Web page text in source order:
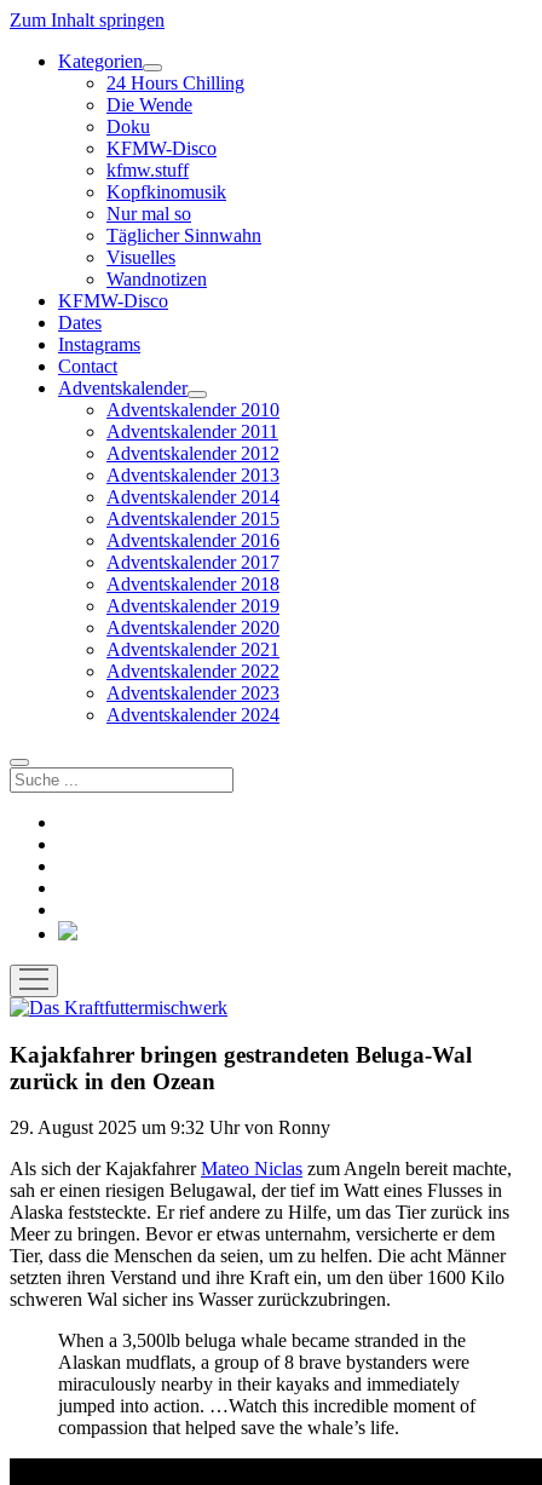
Zum Inhalt springen
Kategorien
Dropdown-
Menü
öffnen
24 Hours Chilling
Die Wende
Doku
KFMW-Disco
kfmw.stuff
Kopfkinomusik
Nur mal so
Täglicher Sinnwahn
Visuelles
Wandnotizen
KFMW-Disco
Dates
Instagrams
Contact
Adventskalender
Dropdown-
Menü
öffnen
Adventskalender 2010
Adventskalender 2011
Adventskalender 2012
Adventskalender 2013
Adventskalender 2014
Adventskalender 2015
Adventskalender 2016
Adventskalender 2017
Adventskalender 2018
Adventskalender 2019
Adventskalender 2020
Adventskalender 2021
Adventskalender 2022
Adventskalender 2023
Adventskalender 2024
Suchen
Bluesky
Menü
öffnen
Kajakfahrer bringen gestrandeten Beluga-Wal
zurück in den Ozean
29. August 2025 um 9:32 Uhrvon Ronny
Als sich der KajakfahrerMateo Niclas zum Angeln bereit machte,
sah er einen riesigen Belugawal, der tief im Watt eines Flusses in
Alaska feststeckte. Er rief andere zu Hilfe, um das Tier zurück ins
Meer zu bringen. Bevor er etwas unternahm, versicherte er dem
Tier, dass die Menschen da seien, um zu helfen. Die acht Männer
setzten ihren Verstand und ihre Kraft ein, um den über 1600 Kilo
schweren Wal sicher ins Wasser zurückzubringen.
When a 3,500lb beluga whale became stranded in the
Alaskan mudflats, a group of 8 brave bystanders were
miraculously nearby in their kayaks and immediately
jumped into action. …Watch this incredible moment of
compassion that helped save the whale’s life.